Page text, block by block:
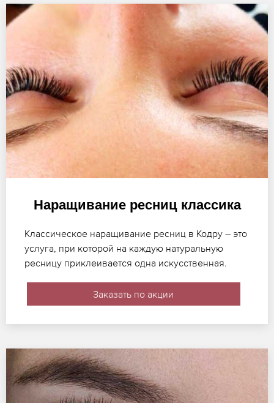
Наращивание ресниц классика
Классическое наращивание ресниц в Кодру – это
услуга, при которой на каждую натуральную
ресницу приклеивается одна искусственная.
Заказать по акции